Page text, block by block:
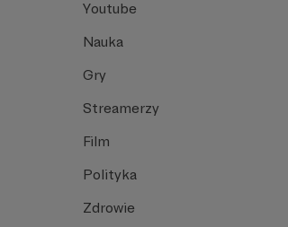
Youtube
Nauka
Gry
Streamerzy
Film
Polityka
Zdrowie